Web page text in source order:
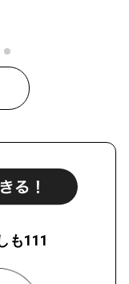
も111